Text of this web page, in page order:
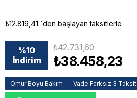
₺12.819,41 `den başlayan taksitlerle
%10
İndirim
₺42.731,60
₺38.458,23
Ömür Boyu Bakım Vade Farksız 3 Taksit